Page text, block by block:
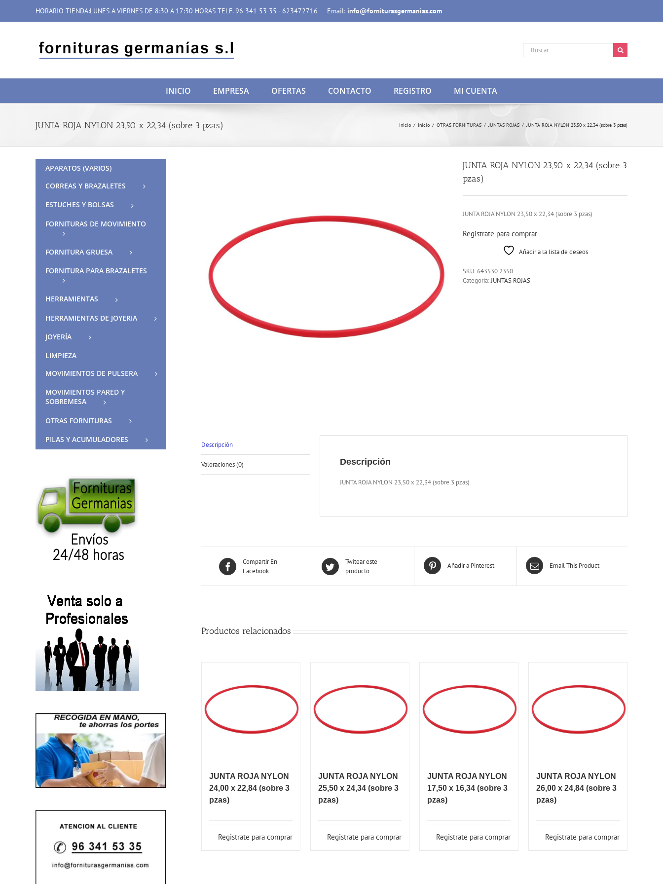
contenido
HORARIO TIENDA:LUNES A VIERNES DE 8:30 A 17:30 HORAS TELF. 96 341 53 35 - 623472716 Email: info@forniturasgermanias.com
Buscar:
INICIO EMPRESA OFERTAS CONTACTO REGISTRO MI CUENTA
JUNTA ROJA NYLON 23,50 x 22,34 (sobre 3 pzas) Inicio / Inicio / OTRAS FORNITURAS / JUNTAS ROJAS / JUNTA ROJA NYLON 23,50 x 22,34 (sobre 3 pzas)
JUNTA ROJA NYLON 23,50 x 22,34 (sobre 3
pzas)
JUNTA ROJA NYLON 23,50 x 22,34 (sobre 3 pzas)
Registrate para comprar
Añadir a la lista de deseos
SKU:643530 2350
Categoría:JUNTAS ROJAS
Descripción
Valoraciones (0) Descripción
JUNTA ROJA NYLON 23,50 x 22,34 (sobre 3 pzas)
Compartir En
Facebook
Twitear este
producto
Añadir a Pinterest Email This Product
Productos relacionados
JUNTA ROJA NYLON
24,00 x 22,84 (sobre 3
pzas)
Registrate para comprar
JUNTA ROJA NYLON
25,50 x 24,34 (sobre 3
pzas)
Registrate para comprar
JUNTA ROJA NYLON
17,50 x 16,34 (sobre 3
pzas)
Registrate para comprar
JUNTA ROJA NYLON
26,00 x 24,84 (sobre 3
pzas)
Registrate para comprar
APARATOS (VARIOS)
CORREAS Y BRAZALETES
ESTUCHES Y BOLSAS
FORNITURAS DE MOVIMIENTO
FORNITURA GRUESA
FORNITURA PARA BRAZALETES
HERRAMIENTAS
HERRAMIENTAS DE JOYERIA
JOYERÍA
LIMPIEZA
MOVIMIENTOS DE PULSERA
MOVIMIENTOS PARED Y
SOBREMESA
OTRAS FORNITURAS
PILAS Y ACUMULADORES